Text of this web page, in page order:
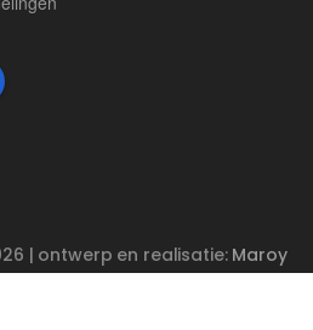
| ontwerp en realisatie: Maroy
Enschede